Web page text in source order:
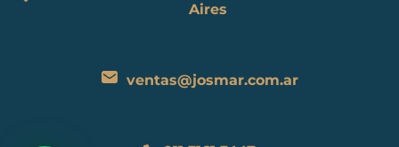
Aires
ventas@josmar.com.ar